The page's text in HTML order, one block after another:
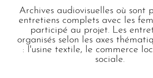
Archives audiovisuelles où sont
entretiens complets avec les
participé au projet. Les
organisés selon les axes
: l'usine textile, le commerce
sociale.